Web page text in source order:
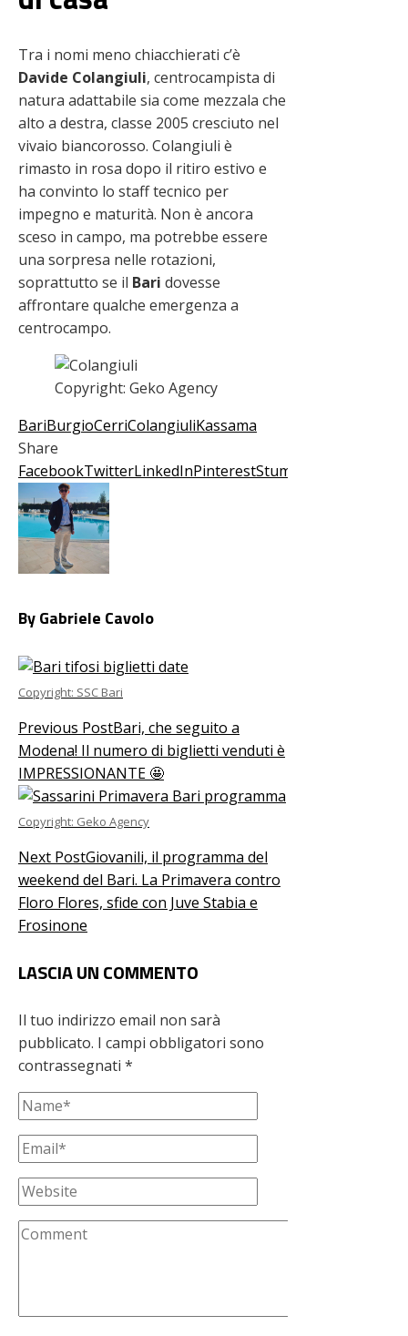
Tra i nomi meno chiacchierati c’è
Davide Colangiuli, centrocampista di
natura adattabile sia come mezzala che
alto a destra, classe 2005 cresciuto nel
vivaio biancorosso. Colangiuli è
rimasto in rosa dopo il ritiro estivo e
ha convinto lo staff tecnico per
impegno e maturità. Non è ancora
sceso in campo, ma potrebbe essere
una sorpresa nelle rotazioni,
soprattutto se il Bari dovesse
affrontare qualche emergenza a
centrocampo.
Copyright: Geko Agency
BariBurgioCerriColangiuliKassama
Share
FacebookTwitterLinkedInPinterestStumbleupon
By Gabriele Cavolo
Copyright: SSC Bari
Previous PostBari, che seguito a
Modena! Il numero di biglietti venduti è
IMPRESSIONANTE 🤩
Copyright: Geko Agency
Next PostGiovanili, il programma del
weekend del Bari. La Primavera contro
Floro Flores, sfide con Juve Stabia e
Frosinone
LASCIA UN COMMENTO
Il tuo indirizzo email non sarà
pubblicato. I campi obbligatori sono
contrassegnati *